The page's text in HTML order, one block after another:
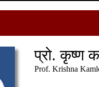
प्रो. कृष्ण
Prof. Krishna